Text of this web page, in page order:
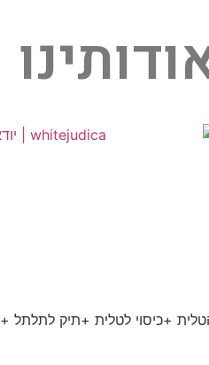
+כיסוי לטלית +תיק